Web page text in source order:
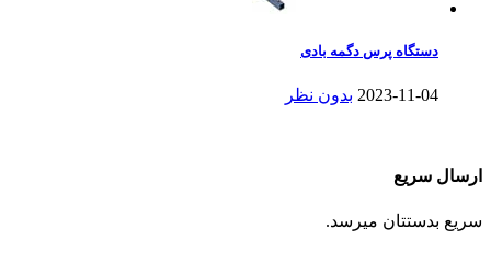
دستگاه پرس دگمه بادی
2023-11-04 بدون نظر
ارسال سریع
سریع بدستتان میرسد.